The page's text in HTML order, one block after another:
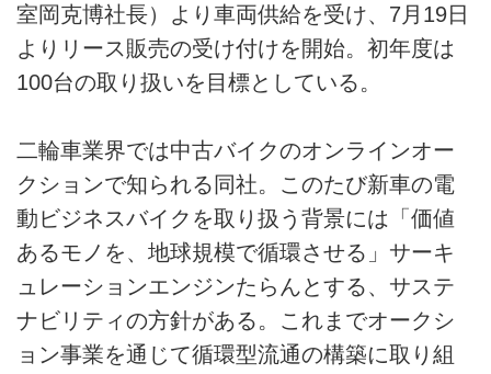
室岡克博社長）より車両供給を受け、7月19日
よりリース販売の受け付けを開始。初年度は
100台の取り扱いを目標としている。
二輪車業界では中古バイクのオンラインオー
クションで知られる同社。このたび新車の電
動ビジネスバイクを取り扱う背景には「価値
あるモノを、地球規模で循環させる」サーキ
ュレーションエンジンたらんとする、サステ
ナビリティの方針がある。これまでオークシ
ョン事業を通じて循環型流通の構築に取り組